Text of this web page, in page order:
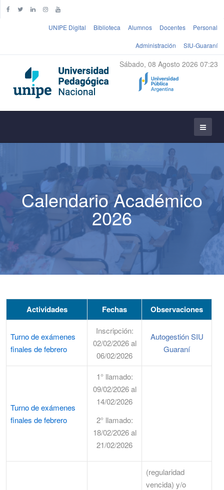
UNIPE Digital Biblioteca Alumnos Docentes Personal
Administración SIU-Guaraní
Sábado, 08 Agosto 2026 07:23
Calendario Académico
2026
Actividades Fechas Observaciones
Turno de exámenes
finales de febrero
Inscripción:
02/02/2026 al
06/02/2026
Autogestión SIU
Guaraní
Turno de exámenes
finales de febrero
1° llamado:
09/02/2026 al
14/02/2026
2° llamado:
18/02/2026 al
21/02/2026
(regularidad
vencida) y/o